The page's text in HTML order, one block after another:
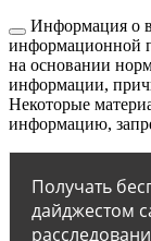
Информация о
информационной
на основании
информации,
Некоторые
информацию,
Получать
дайджестом